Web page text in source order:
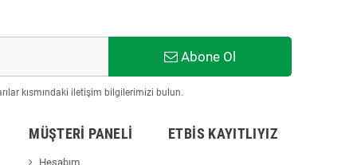
Abone Ol
kısmındaki iletişim bilgilerimizi bulun.
MÜŞTERI PANELI
Hesabım
ETBİS KAYITLIYIZ